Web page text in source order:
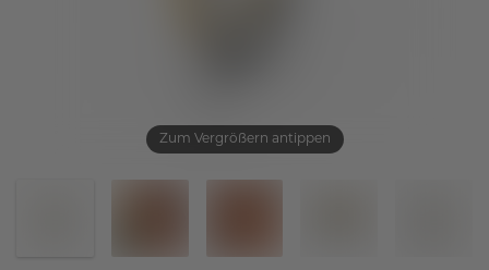
Zum Vergrößern antippen